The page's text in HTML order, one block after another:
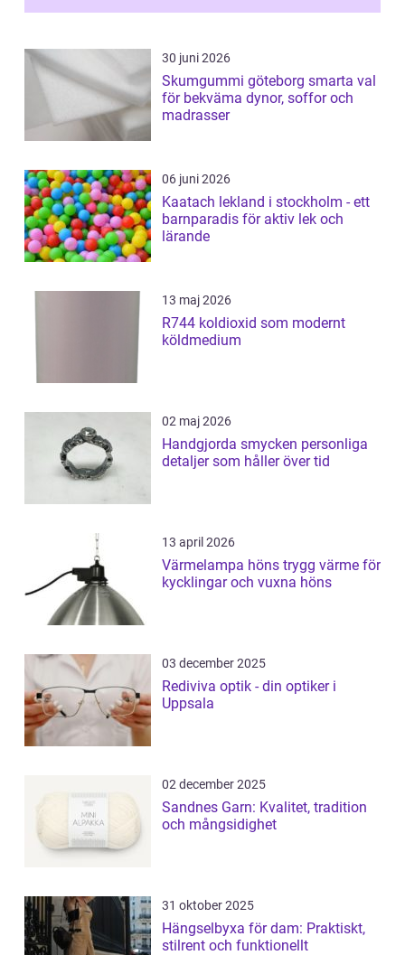
produkter allt viktig...
30 juni 2026
Skumgummi göteborg smarta val
för bekväma dynor, soffor och
madrasser
06 juni 2026
Kaatach lekland i stockholm - ett
barnparadis för aktiv lek och
lärande
13 maj 2026
R744 koldioxid som modernt
köldmedium
02 maj 2026
Handgjorda smycken personliga
detaljer som håller över tid
13 april 2026
Värmelampa höns trygg värme för
kycklingar och vuxna höns
03 december 2025
Rediviva optik - din optiker i
Uppsala
02 december 2025
Sandnes Garn: Kvalitet, tradition
och mångsidighet
31 oktober 2025
Hängselbyxa för dam: Praktiskt,
stilrent och funktionellt